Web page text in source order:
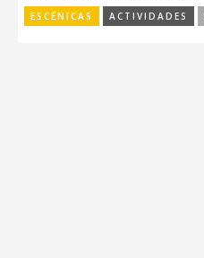
ESCÉNICAS ACTIVIDADES